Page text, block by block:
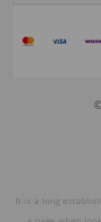
It is a long